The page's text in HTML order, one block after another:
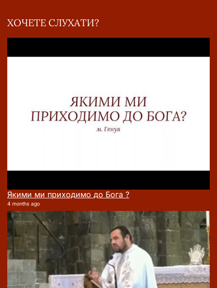
ХОЧЕТЕ СЛУХАТИ?
Якими ми приходимо до Бога ?
4 months ago